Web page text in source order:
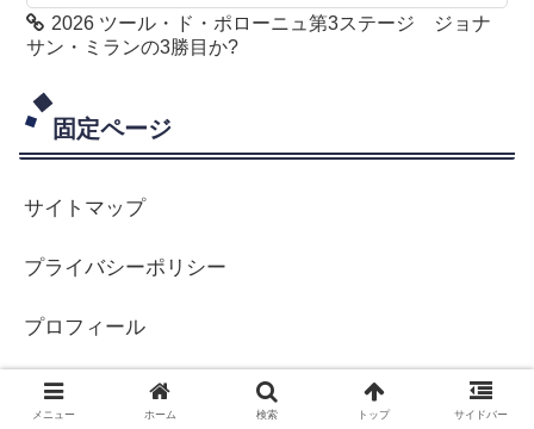
2026 ツール・ド・ポローニュ第3ステージ ジョナ
サン・ミランの3勝目か?
固定ページ
サイトマップ
プライバシーポリシー
プロフィール
メニュー ホーム 検索 トップ サイドバー